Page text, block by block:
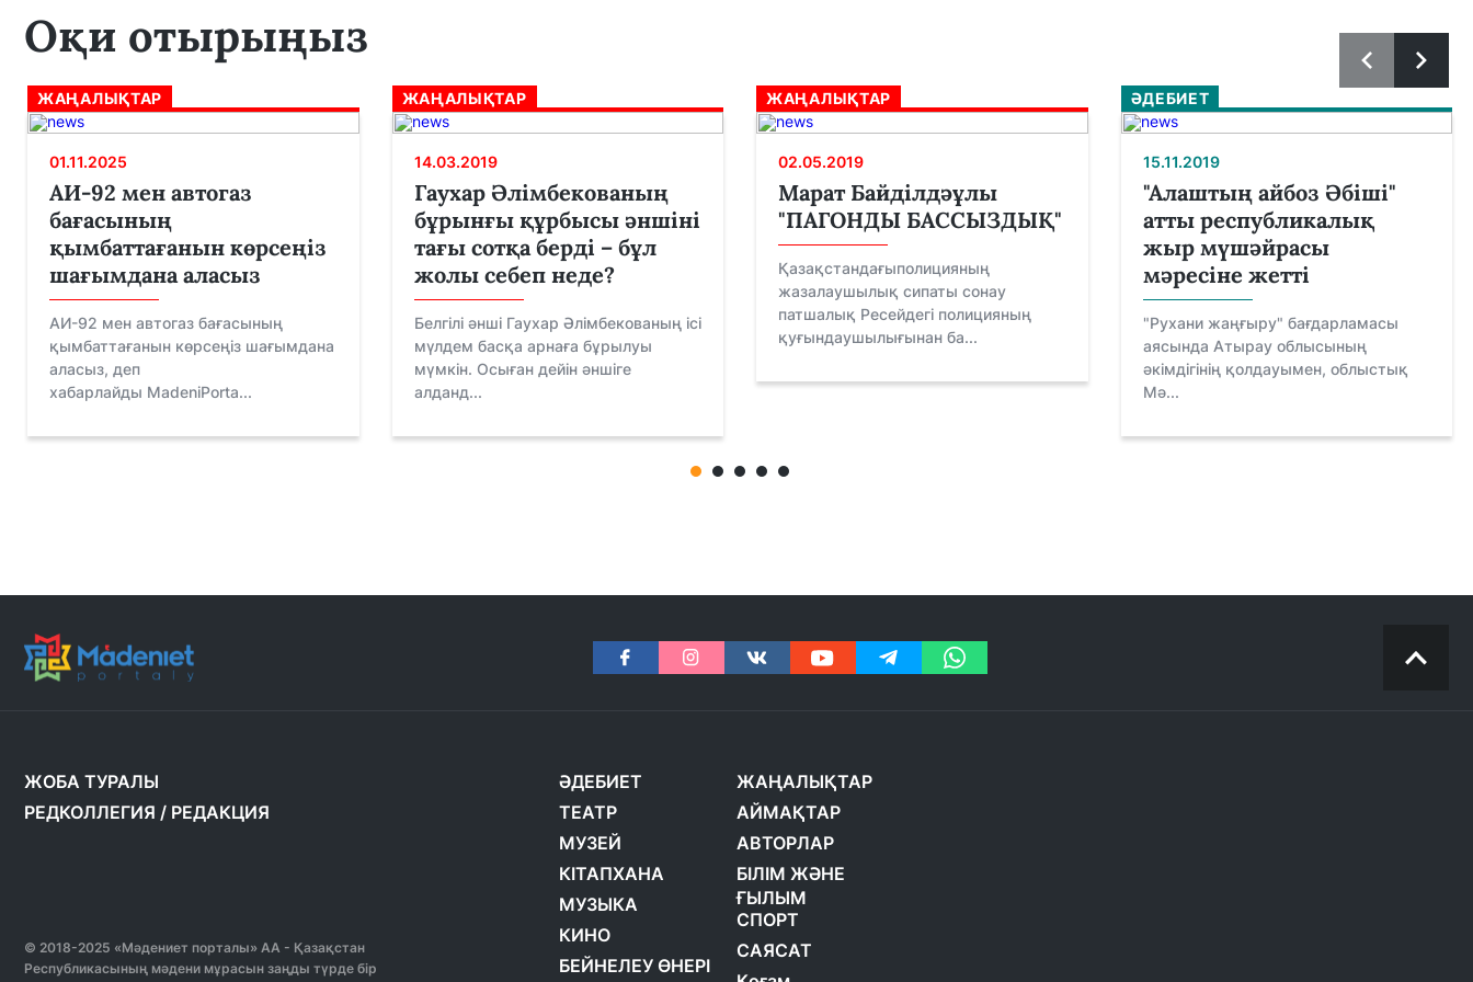
Оқи отырыңыз
ЖАҢАЛЫҚТАР
01.11.2025
АИ-92 мен автогаз
бағасының
қымбаттағанын көрсеңіз
шағымдана аласыз
АИ-92 мен автогаз бағасының
қымбаттағанын көрсеңіз шағымдана
аласыз, деп
хабарлайды MadeniPorta...
ЖАҢАЛЫҚТАР
14.03.2019
Гаухар Әлімбекованың
бұрынғы құрбысы әншіні
тағы сотқа берді – бұл
жолы себеп неде?
Белгілі әнші Гаухар Әлімбекованың ісі
мүлдем басқа арнаға бұрылуы
мүмкін. Осыған дейін әншіге
алданд...
ЖАҢАЛЫҚТАР
02.05.2019
Марат Байділдәұлы
"ПАГОНДЫ БАССЫЗДЫҚ"
Қазақстандағыполицияның
жазалаушылық сипаты сонау
патшалық Ресейдегі полицияның
қуғындаушылығынан ба...
ӘДЕБИЕТ
15.11.2019
"Алаштың айбоз Әбіші"
атты республикалық
жыр мүшәйрасы
мәресіне жетті
"Рухани жаңғыру" бағдарламасы
аясында Атырау облысының
әкімдігінің қолдауымен, облыстық
Мә...
ЖОБА ТУРАЛЫ
РЕДКОЛЛЕГИЯ / РЕДАКЦИЯ
© 2018-2025 «Мәдениет порталы» АА - Қазақстан
Республикасының мәдени мұрасын заңды түрде бір
ӘДЕБИЕТ
ТЕАТР
МУЗЕЙ
КІТАПХАНА
МУЗЫКА
КИНО
БЕЙНЕЛЕУ ӨНЕРІ
ЖАҢАЛЫҚТАР
АЙМАҚТАР
АВТОРЛАР
БІЛІМ ЖӘНЕ
ҒЫЛЫМ
СПОРТ
САЯСАТ